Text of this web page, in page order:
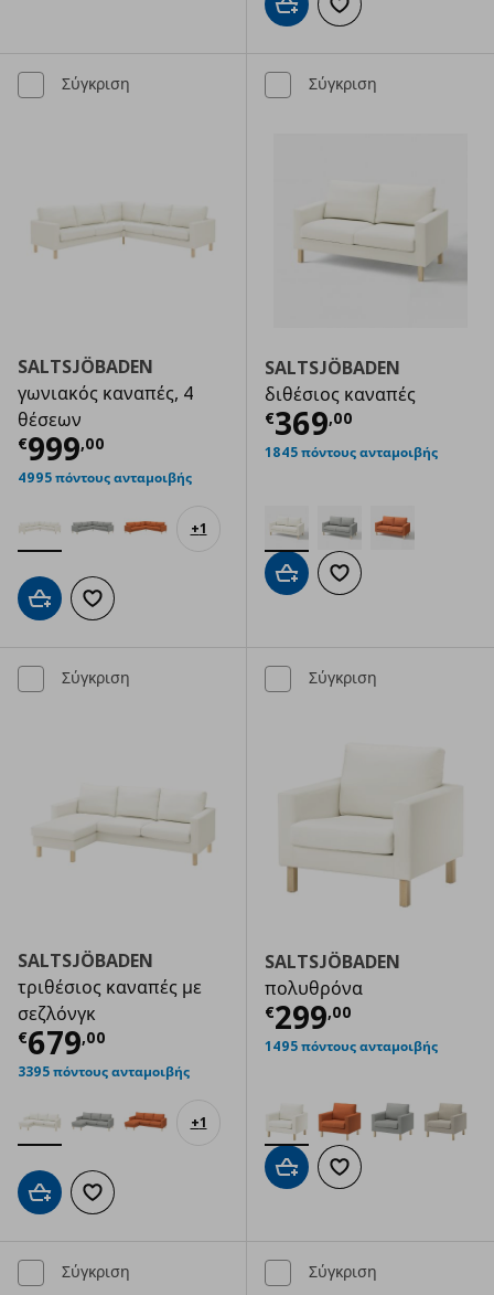
Προσθήκη στο καλάθι
Προσθήκη στα
+1
Σύγκριση
SALTSJÖBADEN
γωνιακός καναπές, 4
θέσεων
€999,00
Τρέχουσα τιμή € 999,00
4995 πόντους ανταμοιβής
Προσθήκη στο καλάθι
Προσθήκη στα αγαπημένα
Σύγκριση
SALTSJÖBADEN
διθέσιος καναπές
€369,00
Τρέχουσα
1845 πόντους ανταμοιβής
Προσθήκη στο καλάθι
Προσθήκη στα
+1
Σύγκριση
SALTSJÖBADEN
τριθέσιος καναπές με
σεζλόνγκ
€679,00
Τρέχουσα τιμή € 679,00
3395 πόντους ανταμοιβής
Προσθήκη στο καλάθι
Προσθήκη στα αγαπημένα
Σύγκριση
SALTSJÖBADEN
πολυθρόνα
€299,00
Τρέχουσα
1495 πόντους ανταμοιβής
Προσθήκη στο καλάθι
Προσθήκη στα
Σύγκριση Σύγκριση